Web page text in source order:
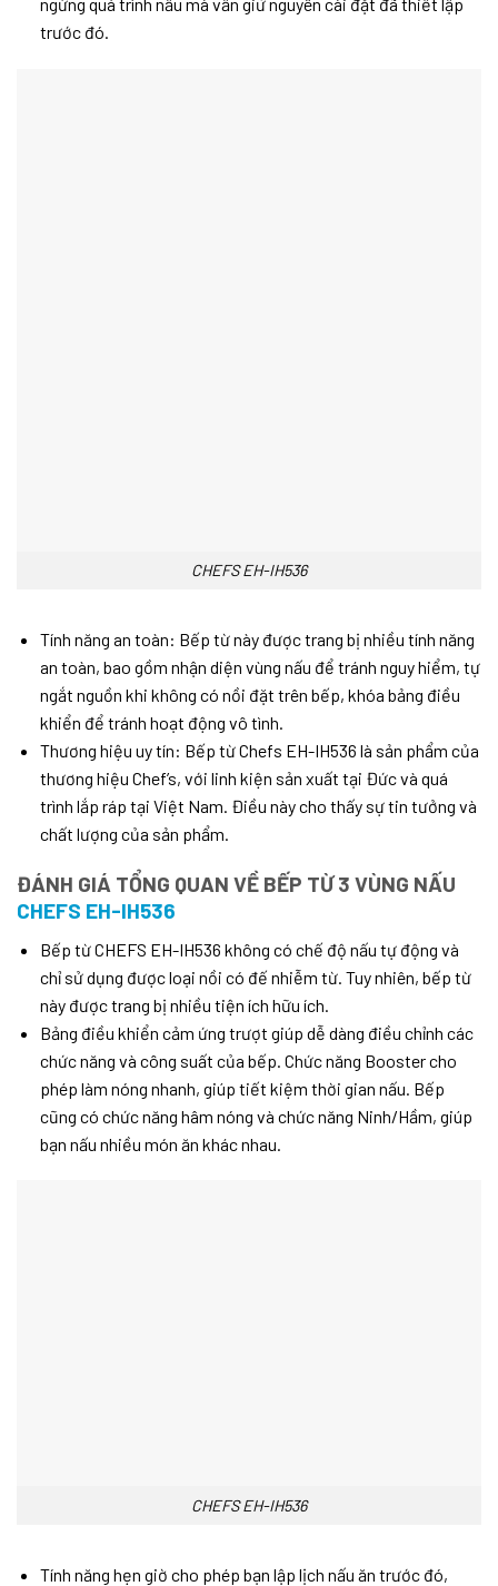
trước đó.
CHEFS EH-IH536
Tính năng an toàn: Bếp từ này được trang bị nhiều tính năng
an toàn, bao gồm nhận diện vùng nấu để tránh nguy hiểm, tự
ngắt nguồn khi không có nồi đặt trên bếp, khóa bảng điều
khiển để tránh hoạt động vô tình.
Thương hiệu uy tín: Bếp từ Chefs EH-IH536 là sản phẩm của
thương hiệu Chef’s, với linh kiện sản xuất tại Đức và quá
trình lắp ráp tại Việt Nam. Điều này cho thấy sự tin tưởng và
chất lượng của sản phẩm.
ĐÁNH GIÁ TỔNG QUAN VỀ BẾP TỪ 3 VÙNG NẤU
CHEFS EH-IH536
Bếp từ CHEFS EH-IH536 không có chế độ nấu tự động và
chỉ sử dụng được loại nồi có đế nhiễm từ. Tuy nhiên, bếp từ
này được trang bị nhiều tiện ích hữu ích.
Bảng điều khiển cảm ứng trượt giúp dễ dàng điều chỉnh các
chức năng và công suất của bếp. Chức năng Booster cho
phép làm nóng nhanh, giúp tiết kiệm thời gian nấu. Bếp
cũng có chức năng hâm nóng và chức năng Ninh/Hầm, giúp
bạn nấu nhiều món ăn khác nhau.
CHEFS EH-IH536
Tính năng hẹn giờ cho phép bạn lập lịch nấu ăn trước đó,